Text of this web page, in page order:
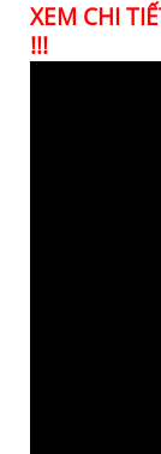
XEM CHI
!!!